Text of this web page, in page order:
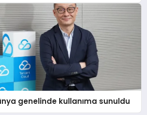
genelinde kullanıma sunuldu